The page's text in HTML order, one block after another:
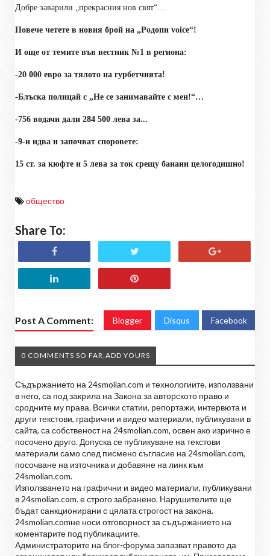
Добре заварили „прекрасния нов свят“…
Повече четете в новия брой на „Родопи voice“!
И още от темите във вестник №1 в региона:
-20 000 евро за тялото на гурбетчията!
-Блъска полицай с „Не се занимавайте с мен!“…
-756 водачи дали 284 500 лева за...
-9-и идва и започват споровете:
15 ст. за кюфте и 5 лева за ток срещу банани целогодишно!
общество
Share To:
Post A Comment: Blogger Disqus Facebook
0 COMMENTS SO FAR,ADD YOURS
Съдържанието на 24smolian.com и технологиите, използвани
в него, са под закрила на Закона за авторското право и
сродните му права. Всички статии, репортажи, интервюта и
други текстови, графични и видео материали, публикувани в
сайта, са собственост на 24smolian.com, освен ако изрично е
посочено друго. Допуска се публикуване на текстови
материали само след писмено съгласие на 24smolian.com,
посочване на източника и добавяне на линк към
24smolian.com.
Използването на графични и видео материали, публикувани
в 24smolian.com. е строго забранено. Нарушителите ще
бъдат санкционирани с цялата строгост на закона.
24smolian.comне носи отговорност за съдържанието на
коментарите под публикациите.
Администраторите на блог-форума запазват правото да